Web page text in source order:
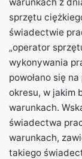
sprzętu
świadectwie
„operator
wykonywania
powołano się
okresu, w jakim
warunkach.
świadectwa
warunkach,
takiego